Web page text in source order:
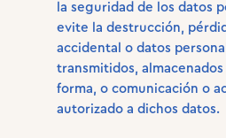
la seguridad de los datos
evite la destrucción,
accidental o datos
transmitidos,
forma, o comunicación o
autorizado a dichos datos.